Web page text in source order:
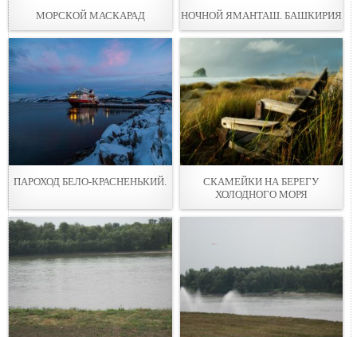
МОРСКОЙ МАСКАРАД НОЧНОЙ ЯМАНТАШ. БАШКИРИЯ
ПАРОХОД БЕЛО-КРАСНЕНЬКИЙ.
СКАМЕЙКИ НА БЕРЕГУ
ХОЛОДНОГО МОРЯ